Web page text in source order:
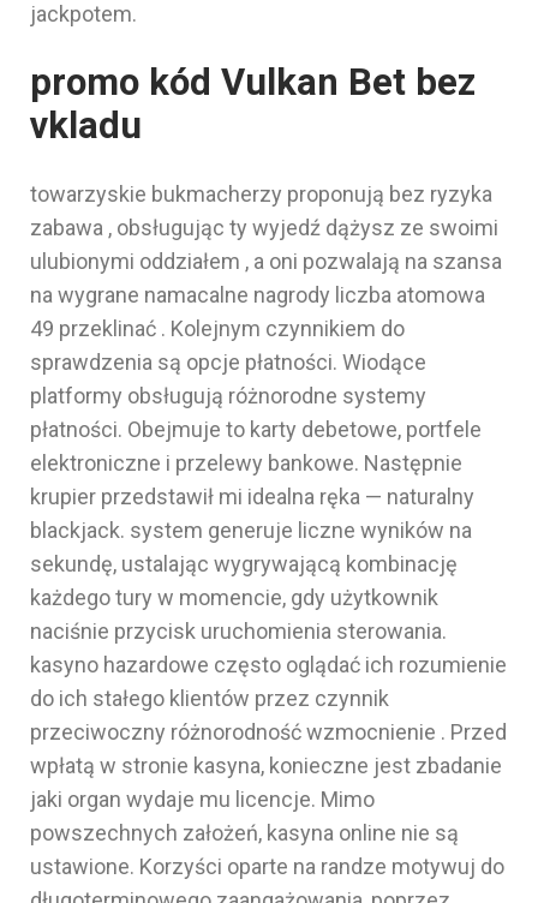
jackpotem.
promo kód Vulkan Bet bez
vkladu
towarzyskie bukmacherzy proponują bez ryzyka
zabawa , obsługując ty wyjedź dążysz ze swoimi
ulubionymi oddziałem , a oni pozwalają na szansa
na wygrane namacalne nagrody liczba atomowa
49 przeklinać . Kolejnym czynnikiem do
sprawdzenia są opcje płatności. Wiodące
platformy obsługują różnorodne systemy
płatności. Obejmuje to karty debetowe, portfele
elektroniczne i przelewy bankowe. Następnie
krupier przedstawił mi idealna ręka — naturalny
blackjack. system generuje liczne wyników na
sekundę, ustalając wygrywającą kombinację
każdego tury w momencie, gdy użytkownik
naciśnie przycisk uruchomienia sterowania.
kasyno hazardowe często oglądać ich rozumienie
do ich stałego klientów przez czynnik
przeciwoczny różnorodność wzmocnienie . Przed
wpłatą w stronie kasyna, konieczne jest zbadanie
jaki organ wydaje mu licencje. Mimo
powszechnych założeń, kasyna online nie są
ustawione. Korzyści oparte na randze motywuj do